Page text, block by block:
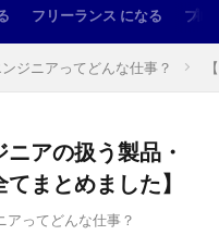
フリーランス になる プロ
ジニアってどんな仕事？
ニアの扱う製品・
まとめました】
アってどんな仕事？